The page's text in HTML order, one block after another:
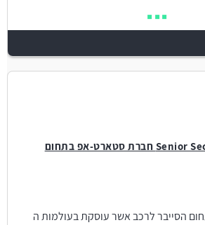
Senior Security Researcher חברת סטארט-אפ בתחום
הסייבר לרכב אשר עוסקת בעולמות ה